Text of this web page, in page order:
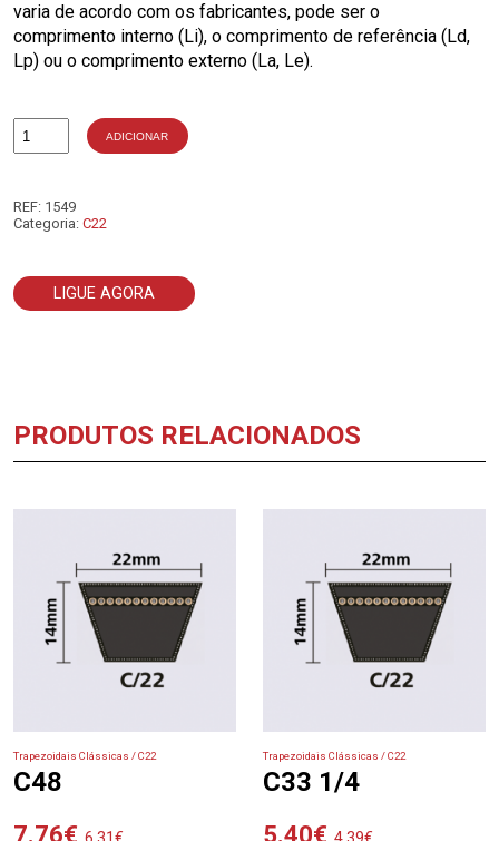
varia de acordo com os fabricantes, pode ser o
comprimento interno (Li), o comprimento de referência (Ld,
Lp) ou o comprimento externo (La, Le).
Quantidade
ADICIONAR
REF: 1549
Categoria: C22
LIGUE AGORA
PRODUTOS RELACIONADOS
Trapezoidais Clássicas / C22
C48
7.76€
Trapezoidais Clássicas / C22
C33 1/4
5.40€